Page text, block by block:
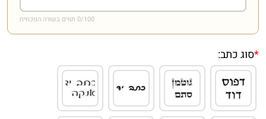
0/100 תווים בשורה הנוכחית
*סוג כתב: